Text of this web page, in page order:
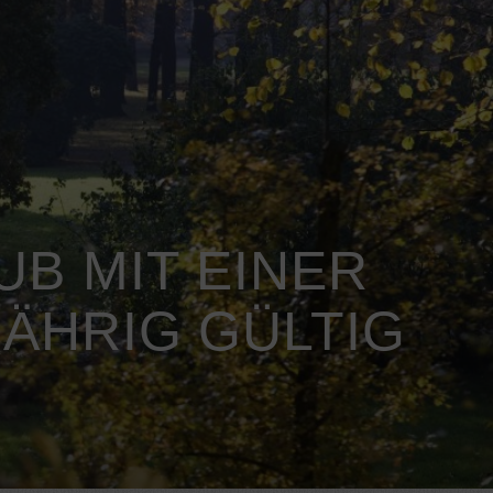
MIT EINER
GÜLTIG